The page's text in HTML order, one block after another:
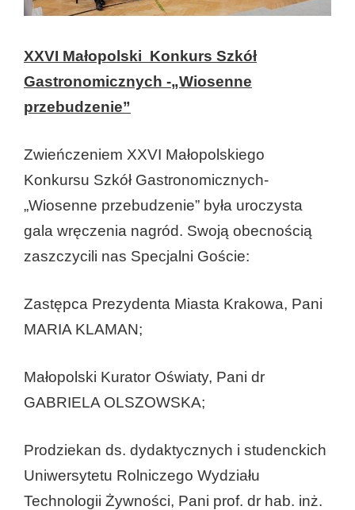
XXVI Małopolski Konkurs Szkół
Gastronomicznych -„Wiosenne
przebudzenie”
Zwieńczeniem XXVI Małopolskiego
Konkursu Szkół Gastronomicznych-
„Wiosenne przebudzenie” była uroczysta
gala wręczenia nagród. Swoją obecnością
zaszczycili nas Specjalni Goście:
Zastępca Prezydenta Miasta Krakowa, Pani
MARIA KLAMAN;
Małopolski Kurator Oświaty, Pani dr
GABRIELA OLSZOWSKA;
Prodziekan ds. dydaktycznych i studenckich
Uniwersytetu Rolniczego Wydziału
Technologii Żywności, Pani prof. dr hab. inż.